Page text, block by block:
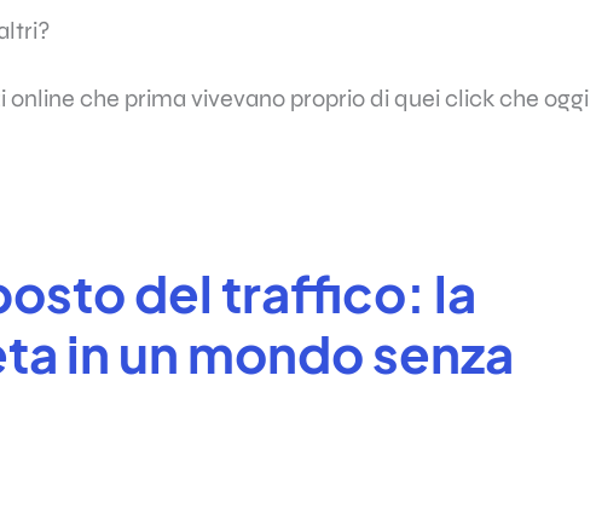
online che prima vivevano proprio di quei click che oggi
del traffico: la
in un mondo senza